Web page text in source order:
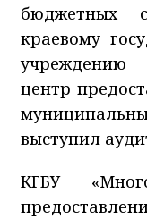
бюджетных
краевому
учреждению
центр
выступил
КГБУ